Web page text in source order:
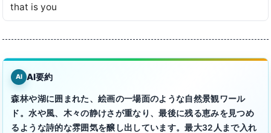
that is you
AI AI要約
森林や湖に囲まれた、絵画の一場面のような自然景観ワール
ド。水や風、木々の静けさが重なり、最後に残る恵みを見つめ
るような詩的な雰囲気を醸し出しています。最大32人まで入れ